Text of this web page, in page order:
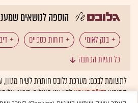
הוספה לנושאים
בנק לאומי דוחות כספיים
כל תגיות הכתבה
לתשומת לבכם: מערכת גלובס חותרת לשיח מגוון,
המופיעבדו"ח האמוןלפיו אנו פועלים. ביטויי